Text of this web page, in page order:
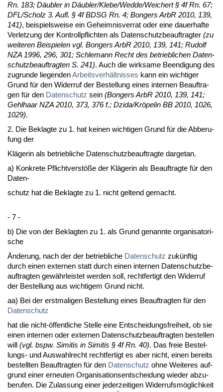
Rn. 183; Däubler in Däubler/Kle­be/Wed­de/Wei­chert § 4f Rn. 67;
DFL/Scholz 3. Aufl. § 4f BDSG Rn. 4; Bon­gers ArbR 2010, 139,
141), bei­spiels­wei­se ein Ge­heim­nis­ver­rat oder ei­ne dau­er­haf­te
Ver­let­zung der Kon­troll­pflich­ten als Da­ten­schutz­be­auf­trag­ter (zu
wei­te­ren Bei­spie­len vgl. Bon­gers ArbR 2010, 139, 141; Ru­dolf
NZA 1996, 296, 301; Schle­mann Recht des be­trieb­li­chen Da­ten­
schutz­be­auf­trag­ten S. 241). Auch die wirk­sa­me Be­en­di­gung des
zu­grun­de lie­gen­denAr­beits­verhält­nis­ses kann ein wich­ti­ger
Grund für den Wi­der­ruf der Be­stel­lung ei­nes in­ter­nen Be­auf­tra­
gen für den Da­ten­schutz sein (Bon­gers ArbR 2010, 139, 141;
Gehl­haar NZA 2010, 373, 376 f.; Dzi­da/Kröpe­lin BB 2010, 1026,
1029).
2. Die Be­klag­te zu 1. hat kei­nen wich­ti­gen Grund für die Ab­be­ru­
fung der
Kläge­rin als be­trieb­li­che Da­ten­schutz­be­auf­trag­te dar­ge­tan.
a) Kon­kre­te Pflicht­verstöße der Kläge­rin als Be­auf­trag­te für den
Da­ten-
schutz hat die Be­klag­te zu 1. nicht gel­tend ge­macht.
- 7 -
b) Die von der Be­klag­ten zu 1. als Grund ge­nann­te or­ga­ni­sa­to­ri­
sche
Ände­rung, nach der der be­trieb­li­che Da­ten­schutz zukünf­tig
durch ei­nen ex­ter­nen statt durch ei­nen in­ter­nen Da­ten­schutz­be­
auf­trag­ten gewähr­leis­tet wer­den soll, recht­fer­tigt den Wi­der­ruf
der Be­stel­lung aus wich­ti­gem Grund nicht.
aa) Bei der erst­ma­li­gen Be­stel­lung ei­nes Be­auf­trag­ten für den
Da­ten­schutz
hat die nicht-öffent­li­che Stel­le ei­ne Ent­schei­dungs­frei­heit, ob sie
ei­nen in­ter­nen oder ex­ter­nen Da­ten­schutz­be­auf­trag­ten be­stel­len
will (vgl. bspw. Si­mi­tis in Si­mi­tis § 4f Rn. 40). Das freie Be­stel­
lungs- und Aus­wahl­recht recht­fer­tigt es aber nicht, ei­nen be­reits
be­stell­ten Be­auf­trag­ten für den Da­ten­schutz oh­ne Wei­te­res auf­
grund ei­ner er­neu­ten Or­ga­ni­sa­ti­ons­ent­schei­dung wie­der ab­zu­
be­ru­fen. Die Zu­las­sung ei­ner je­der­zei­ti­gen Wi­der­rufsmöglich­keit